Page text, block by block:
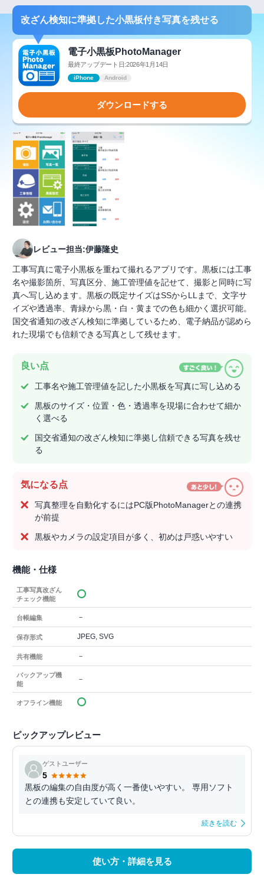
改ざん検知に準拠した小黒板付き写真を残せる
電子小黒板PhotoManager
最終アップデート日:2026年1月14日
iPhone Android
ダウンロードする
レビュー担当:伊藤隆史
工事写真に電子小黒板を重ねて撮れるアプリです。黒板には工事
名や撮影箇所、写真区分、施工管理値を記せて、撮影と同時に写
真へ写し込めます。黒板の既定サイズはSSからLLまで、文字サ
イズや透過率、青緑から黒・白・黄までの色も細かく選択可能。
国交省通知の改ざん検知に準拠しているため、電子納品が認めら
れた現場でも信頼できる写真として残せます。
良い点
工事名や施工管理値を記した小黒板を写真に写し込める
黒板のサイズ・位置・色・透過率を現場に合わせて細か
く選べる
国交省通知の改ざん検知に準拠し信頼できる写真を残せ
る
気になる点
写真整理を自動化するにはPC版PhotoManagerとの連携
が前提
黒板やカメラの設定項目が多く、初めは戸惑いやすい
機能・仕様
工事写真改ざん
チェック機能
台帳編集 －
保存形式 JPEG, SVG
共有機能 －
バックアップ機
能
－
オフライン機能
ピックアップレビュー
ゲストユーザー
5
黒板の編集の自由度が高く一番使いやすい。 専用ソフト
との連携も安定していて良い。
続きを読む
使い方・詳細を見る